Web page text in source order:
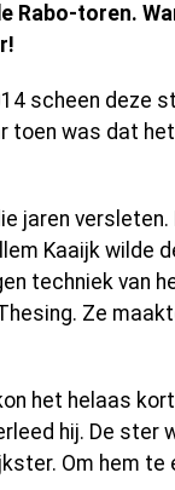
Rabo-toren.
scheen deze
toen was dat
jaren
Kaaijk wilde
techniek van
Ze
het helaas
hij. De ster
Om hem te